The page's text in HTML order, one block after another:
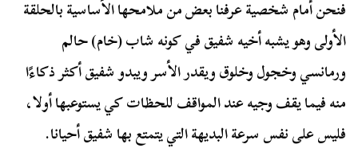
فنحن أمام شخصية عرفنا بعض من ملامحها الأساسية بالحلقة
الأولى وهو يشبه أخيه شفيق في كونه شاب (خام) حالم
ورمانسي وخجول وخلوق ويقدر الأسر ويبدو شفيق أكثر ذكاءًا
منه فيما يقف وجيه عند المواقف للحظات كي يستوعبها أولا،
فليس على نفس سرعة البديهة التي يتمتع بها شفيق أحيانا.